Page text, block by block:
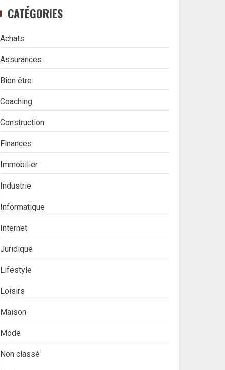
CATÉGORIES
Achats
Assurances
Bien être
Coaching
Construction
Finances
Immobilier
Industrie
Informatique
Internet
Juridique
Lifestyle
Loisirs
Maison
Mode
Non classé